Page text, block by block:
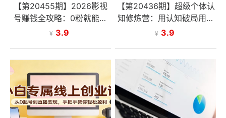
【第20455期】2026影视
号赚钱全攻略：0粉就能变
现，轻松月入过万的秘诀都
¥ 3.9
【第20436期】超级个体认
知修炼营：用认知破局用行
动变现，从负债百万到月入
¥ 3.9